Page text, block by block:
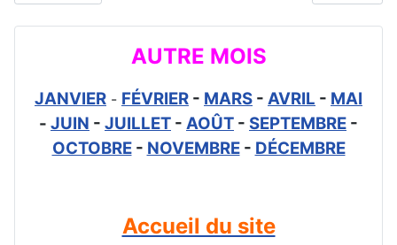
AUTRE MOIS
JANVIER - FÉVRIER - MARS - AVRIL - MAI
- JUIN - JUILLET - AOÛT - SEPTEMBRE -
OCTOBRE- NOVEMBRE- DÉCEMBRE
Accueil du site